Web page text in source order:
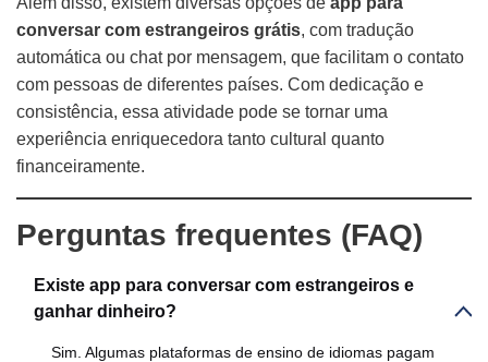
conversar com estrangeiros grátis, com tradução
automática ou chat por mensagem, que facilitam o contato
com pessoas de diferentes países. Com dedicação e
consistência, essa atividade pode se tornar uma
experiência enriquecedora tanto cultural quanto
financeiramente.
Perguntas frequentes (FAQ)
Existe app para conversar com estrangeiros e
ganhar dinheiro?
Sim. Algumas plataformas de ensino de idiomas pagam